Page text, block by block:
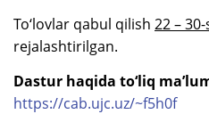
To‘lovlar qabul qilish 22 –
rejalashtirilgan.
Dastur haqida to‘liq
https://cab.ujc.uz/~f5h0f